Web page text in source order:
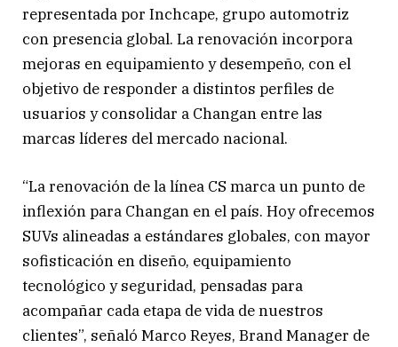
representada por Inchcape, grupo automotriz
con presencia global. La renovación incorpora
mejoras en equipamiento y desempeño, con el
objetivo de responder a distintos perfiles de
usuarios y consolidar a Changan entre las
marcas líderes del mercado nacional.
“La renovación de la línea CS marca un punto de
inflexión para Changan en el país. Hoy ofrecemos
SUVs alineadas a estándares globales, con mayor
sofisticación en diseño, equipamiento
tecnológico y seguridad, pensadas para
acompañar cada etapa de vida de nuestros
clientes”, señaló Marco Reyes, Brand Manager de